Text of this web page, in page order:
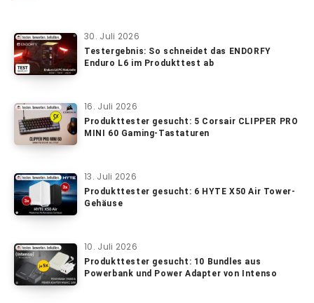
30. Juli 2026
Testergebnis: So schneidet das ENDORFY
Enduro L6 im Produkttest ab
16. Juli 2026
Produkttester gesucht: 5 Corsair CLIPPER PRO
MINI 60 Gaming-Tastaturen
13. Juli 2026
Produkttester gesucht: 6 HYTE X50 Air Tower-
Gehäuse
10. Juli 2026
Produkttester gesucht: 10 Bundles aus
Powerbank und Power Adapter von Intenso